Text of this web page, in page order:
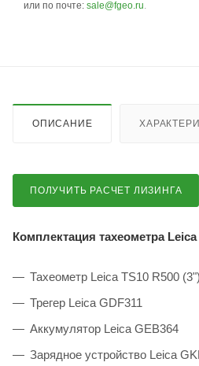
или по почте: sale@fgeo.ru.
ОПИСАНИЕ
ПОЛУЧИТЬ РАСЧЕТ ЛИЗИНГА
Комплектация тахеометра Leica
Тахеометр Leica TS10 R500 (3")
Трегер Leica GDF311
Аккумулятор Leica GEB364
Зарядное устройство Leica